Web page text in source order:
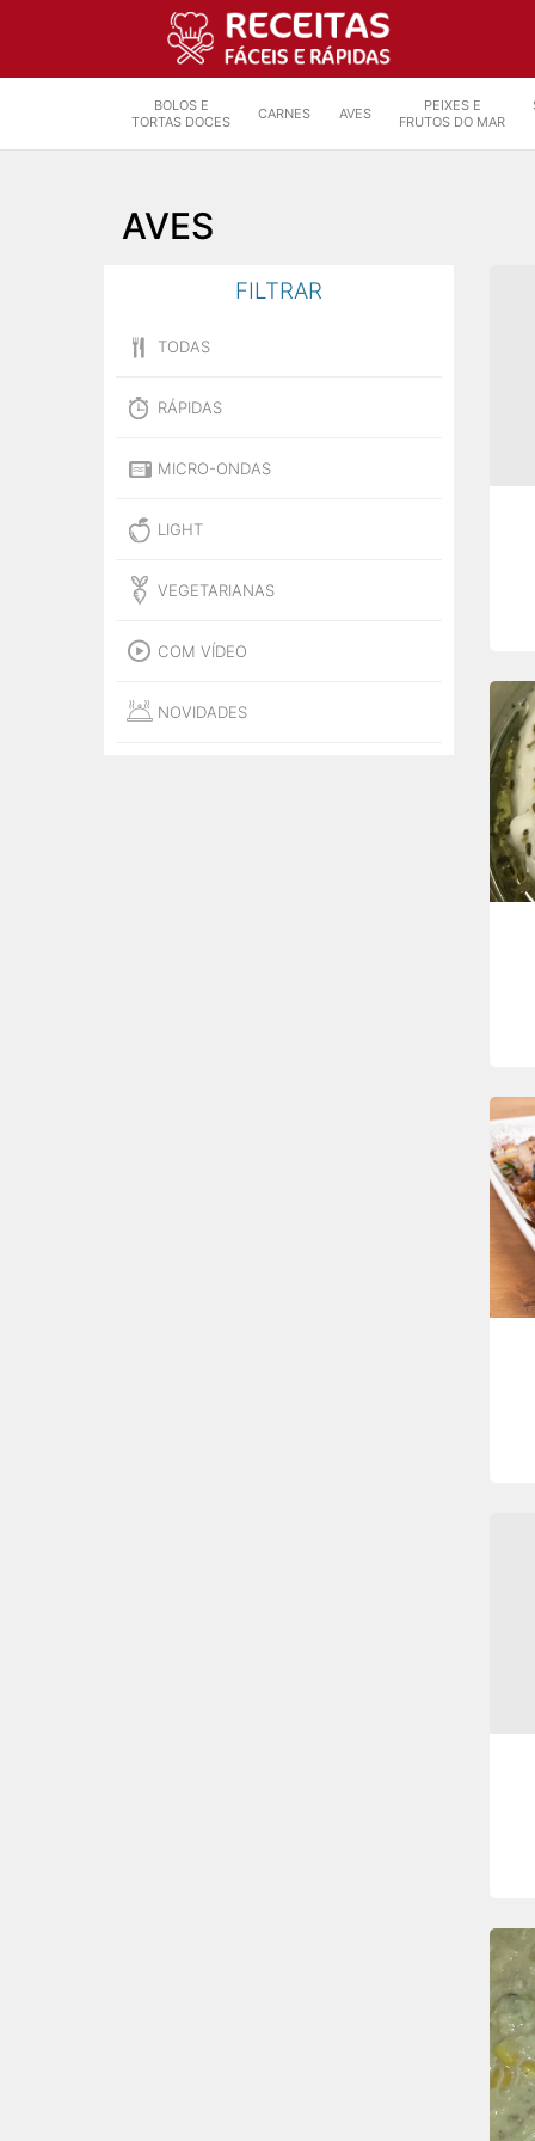
BOLOS E
TORTAS DOCES
CARNES AVES
PEIXES E
FRUTOS DO MAR
AVES
FILTRAR
TODAS
RÁPIDAS
MICRO-ONDAS
LIGHT
VEGETARIANAS
COM VÍDEO
NOVIDADES